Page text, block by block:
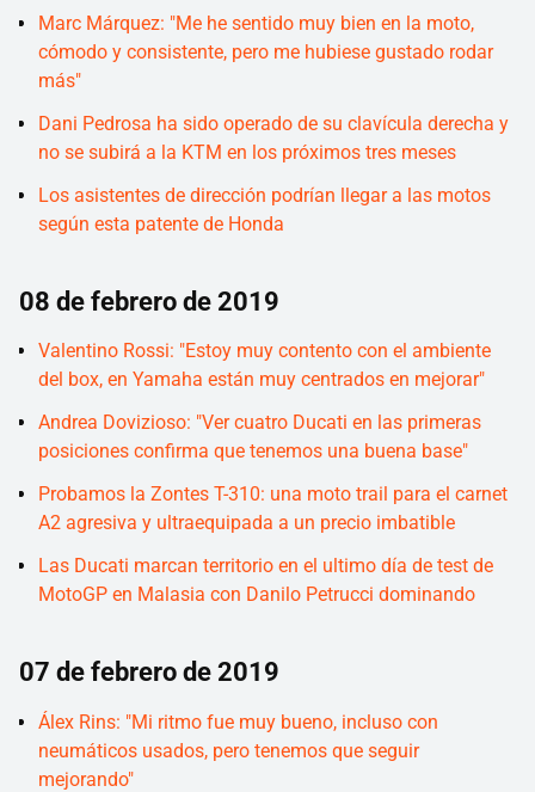
Marc Márquez: "Me he sentido muy bien en la moto,
cómodo y consistente, pero me hubiese gustado rodar
más"
Dani Pedrosa ha sido operado de su clavícula derecha y
no se subirá a la KTM en los próximos tres meses
Los asistentes de dirección podrían llegar a las motos
según esta patente de Honda
08 de febrero de 2019
Valentino Rossi: "Estoy muy contento con el ambiente
del box, en Yamaha están muy centrados en mejorar"
Andrea Dovizioso: "Ver cuatro Ducati en las primeras
posiciones confirma que tenemos una buena base"
Probamos la Zontes T-310: una moto trail para el carnet
A2 agresiva y ultraequipada a un precio imbatible
Las Ducati marcan territorio en el ultimo día de test de
MotoGP en Malasia con Danilo Petrucci dominando
07 de febrero de 2019
Álex Rins: "Mi ritmo fue muy bueno, incluso con
neumáticos usados, pero tenemos que seguir
mejorando"